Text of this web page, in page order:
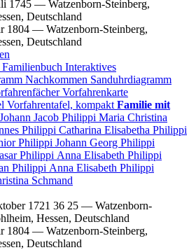
1745 — Watzenborn-Steinberg,
Deutschland
1804 — Watzenborn-Steinberg,
Deutschland
Familienbuch Interaktives
Nachkommen Sanduhrdiagramm
Vorfahrenkarte
Vorfahrentafel, kompakt Familie mit
Johann Jacob Philippi Maria Christina
Philippi Catharina Elisabetha Philippi
Philippi Johann Georg Philippi
Philippi Anna Elisabeth Philippi
Philippi Anna Elisabeth Philippi
Schmand
1721 36 25 — Watzenborn-
Hessen, Deutschland
1804 — Watzenborn-Steinberg,
Deutschland